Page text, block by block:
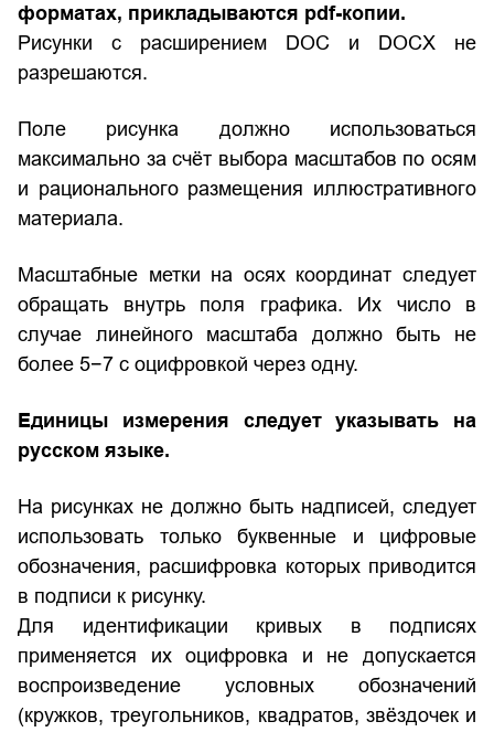
форматах, прикладываются pdf-копии.
Рисунки с расширением DOC и DOCX не
разрешаются.
Поле рисунка должно использоваться
максимально за счёт выбора масштабов по осям
и рационального размещения иллюстративного
материала.
Масштабные метки на осях координат следует
обращать внутрь поля графика. Их число в
случае линейного масштаба должно быть не
более 5−7 с оцифровкой через одну.
Единицы измерения следует указывать на
русском языке.
На рисунках не должно быть надписей, следует
использовать только буквенные и цифровые
обозначения, расшифровка которых приводится
в подписи к рисунку.
Для идентификации кривых в подписях
применяется их оцифровка и не допускается
воспроизведение условных обозначений
(кружков, треугольников, квадратов, звёздочек и